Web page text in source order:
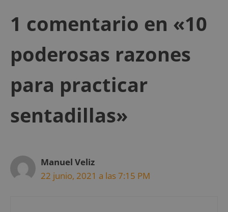
1 comentario en «10
poderosas razones
para practicar
sentadillas»
Manuel Veliz
22 junio, 2021 a las 7:15 PM